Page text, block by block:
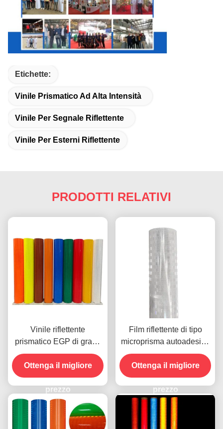
Etichette:
Vinile Prismatico Ad Alta Intensità
Vinile Per Segnale Riflettente
Vinile Per Esterni Riflettente
PRODOTTI RELATIVI
Vinile riflettente
prismatico EGP di grado
ingegneristico acrilico
marrone 4x150FT per
segnaletica stradale
Ottenga il migliore
prezzo
Film riflettente di tipo
microprisma autoadesivo
alluminato Egp
Ottenga il migliore
prezzo